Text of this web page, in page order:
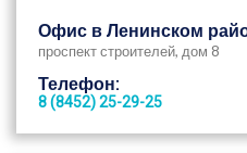
Офис в Ленинском
проспект строителей, дом 8
Телефон:
8 (8452) 25-29-25